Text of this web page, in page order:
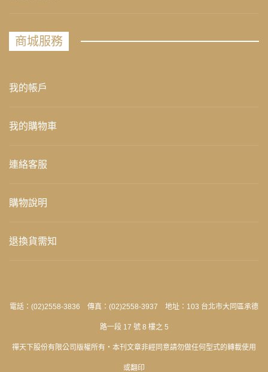
商城服務
我的帳戶
我的購物車
連絡客服
購物說明
退換貨需知
電話：(02)2558-3836 傳真：(02)2558-3937 地址：103 台北市大同區承德
路一段 17 號 8 樓之 5
禪天下股份有限公司版權所有‧本刊文章非經同意請勿做任何型式的轉載使用
或翻印